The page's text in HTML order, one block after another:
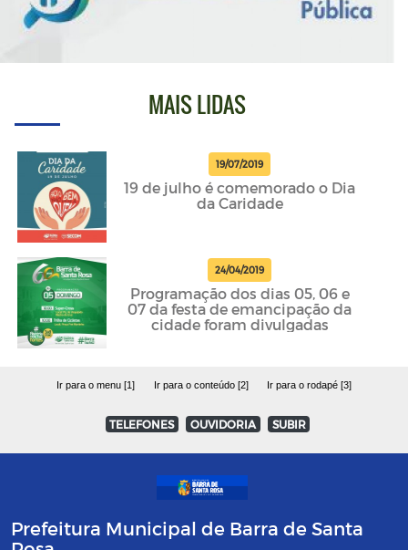
MAIS LIDAS
19/07/2019
19 de julho é comemorado o Dia
da Caridade
24/04/2019
Programação dos dias 05, 06 e
07 da festa de emancipação da
cidade foram divulgadas
Ir para o menu [1] Ir para o conteúdo [2] Ir para o rodapé [3]
TELEFONES OUVIDORIA SUBIR
Prefeitura Municipal de Barra de Santa